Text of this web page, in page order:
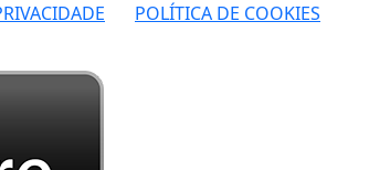
POLÍTICA DE COOKIES